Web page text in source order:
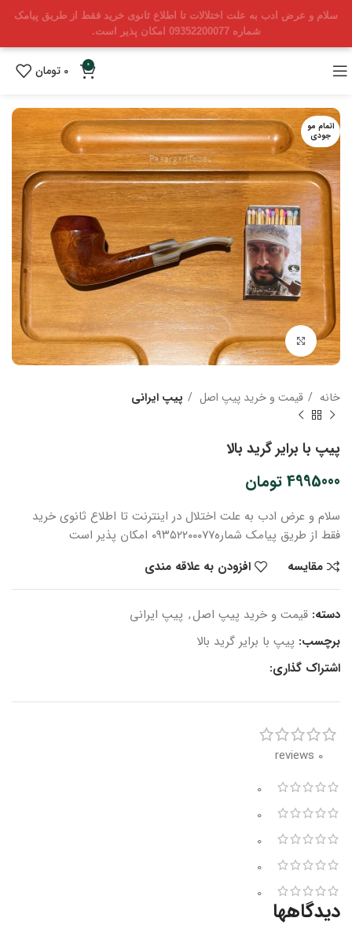
سلام و عرض ادب به علت اختلالات تا اطلاع ثانوی خرید فقط از طریق پیامک
شماره 09352200077 امکان پذیر است.
0
0 تومان
اتمام مو
جودی
بزرگنمایی تصویر
خانه قیمت و خرید پیپ اصل پیپ ایرانی
پیپ با برایر گرید بالا
4995000 تومان
سلام و عرض ادب به علت اختلال در اینترنت تا اطلاع ثانوی خرید
فقط از طریق پیامک شماره۰۹۳۵۲۲۰۰۰۷۷ امکان پذیر است
مقایسه
افزودن به علاقه مندی
دسته: قیمت و خرید پیپ اصل, پیپ ایرانی
برچسب: پیپ با برایر گرید بالا
اشتراک گذاری:
0 reviews
0
0
0
0
0
دیدگاهها